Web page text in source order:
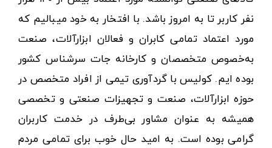
نفر کاربر تا به امروز باشد. با افتخار به خود میبالیم که
مورد اعتماد تمامی کابران و فعالان ابزارآلات، صنعت
به‌خصوص متخصصان و کارخانه جات سرشناس کشور
بوده ایم. کولیس با گردآوری تیمی از افراد متخصص در
حوزه ابزارآلات، صنعت و تجهیزات صنعتی و تخصصی
همیشه به عنوان مشاور بی‌طرف در خدمت کاربران
گرامی بوده است. به امید حال خوب برای تمامی مردم